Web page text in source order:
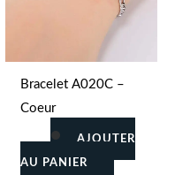
Bracelet A020C –
Coeur
AJOUTER
AU PANIER